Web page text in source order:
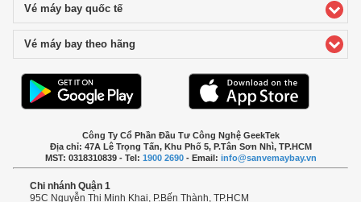
Vé máy bay quốc tếclick to expand contents
Vé máy bay theo hãng
Công Ty Cổ Phần Đầu Tư Công Nghệ GeekTek
Địa chỉ: 47A Lê Trọng Tấn, Khu Phố 5, P.Tân Sơn Nhì, TP.HCM
MST: 0318310839 - Tel: 1900 2690- Email: info@sanvemaybay.vn
Chi nhánh Quận 1
95C Nguyễn Thị Minh Khai, P.Bến Thành, TP.HCM